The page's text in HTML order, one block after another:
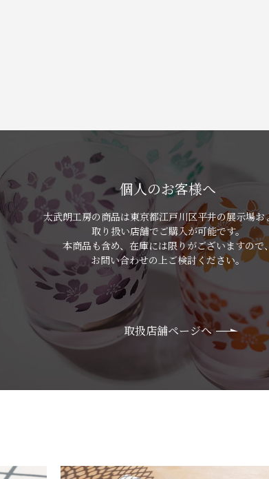
個人のお客様へ
太武朗工房の商品は東京都江戸川区平井の展示場お
取り扱い店舗でご購入が可能です。
本商品も含め、在庫には限りがございますので
お問い合わせの上ご検討ください。
取扱店舗ページへ